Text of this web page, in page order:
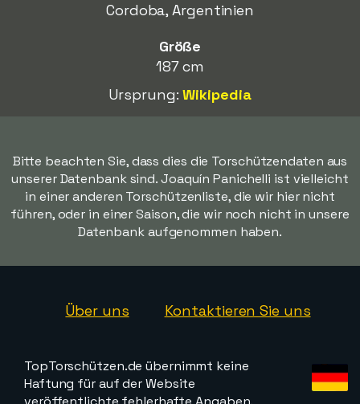
Cordoba, Argentinien
Größe
187 cm
Ursprung:Wikipedia
Bitte beachten Sie, dass dies die Torschützendaten aus
unserer Datenbank sind. Joaquín Panichelli ist vielleicht
in einer anderen Torschützenliste, die wir hier nicht
führen, oder in einer Saison, die wir noch nicht in unsere
Datenbank aufgenommen haben.
Über uns Kontaktieren Sie uns
TopTorschützen.de übernimmt keine
Haftung für auf der Website